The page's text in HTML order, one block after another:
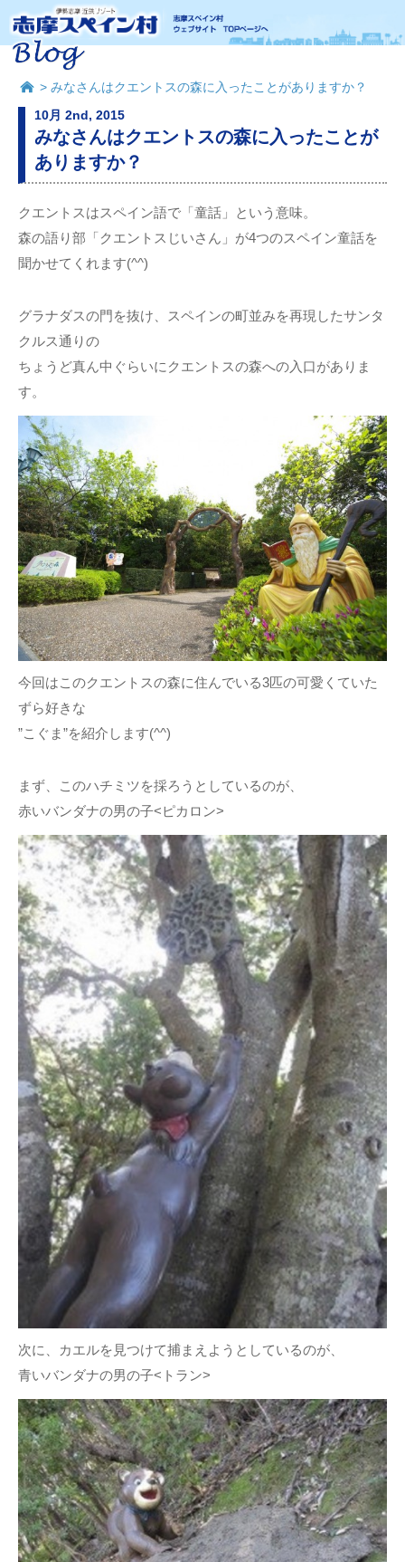
> みなさんはクエントスの森に入ったことがありますか？
10月 2nd, 2015
みなさんはクエントスの森に入ったことが
ありますか？
クエントスはスペイン語で「童話」という意味。
森の語り部「クエントスじいさん」が4つのスペイン童話を
聞かせてくれます(^^)
グラナダスの門を抜け、スペインの町並みを再現したサンタ
クルス通りの
ちょうど真ん中ぐらいにクエントスの森への入口がありま
す。
今回はこのクエントスの森に住んでいる3匹の可愛くていた
ずら好きな
”こぐま”を紹介します(^^)
まず、このハチミツを採ろうとしているのが、
赤いバンダナの男の子<ピカロン>
次に、カエルを見つけて捕まえようとしているのが、
青いバンダナの男の子<トラン>